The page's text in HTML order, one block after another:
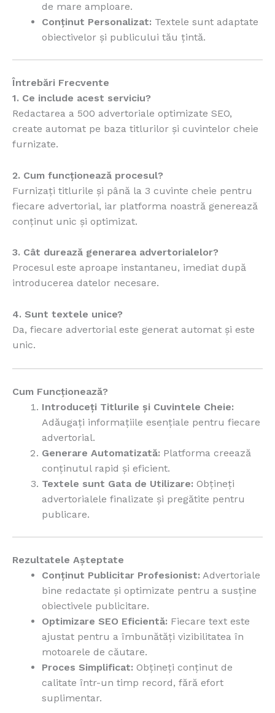
de mare amploare.
Conținut Personalizat: Textele sunt adaptate
obiectivelor și publicului tău țintă.
Întrebări Frecvente
1. Ce include acest serviciu?
Redactarea a 500 advertoriale optimizate SEO,
create automat pe baza titlurilor și cuvintelor cheie
furnizate.
2. Cum funcționează procesul?
Furnizați titlurile și până la 3 cuvinte cheie pentru
fiecare advertorial, iar platforma noastră generează
conținut unic și optimizat.
3. Cât durează generarea advertorialelor?
Procesul este aproape instantaneu, imediat după
introducerea datelor necesare.
4. Sunt textele unice?
Da, fiecare advertorial este generat automat și este
unic.
Cum Funcționează?
Introduceți Titlurile și Cuvintele Cheie:
Adăugați informațiile esențiale pentru fiecare
advertorial.
Generare Automatizată: Platforma creează
conținutul rapid și eficient.
Textele sunt Gata de Utilizare: Obțineți
advertorialele finalizate și pregătite pentru
publicare.
Rezultatele Așteptate
Conținut Publicitar Profesionist: Advertoriale
bine redactate și optimizate pentru a susține
obiectivele publicitare.
Optimizare SEO Eficientă: Fiecare text este
ajustat pentru a îmbunătăți vizibilitatea în
motoarele de căutare.
Proces Simplificat: Obțineți conținut de
calitate într-un timp record, fără efort
suplimentar.